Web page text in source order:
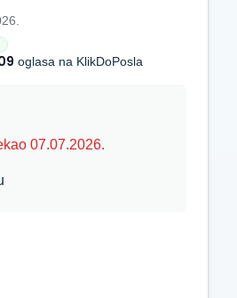
oglasa na KlikDoPosla
07.07.2026.